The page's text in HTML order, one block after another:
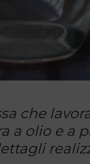
che
a olio e a